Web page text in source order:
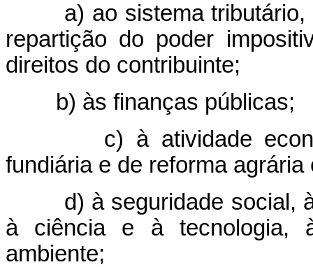
a) ao sistema
repartição do poder
direitos do contribuinte;
b) às finanças públicas;
c) à atividade
fundiária e de reforma
d) à seguridade social,
à ciência e à tecnologia,
ambiente;